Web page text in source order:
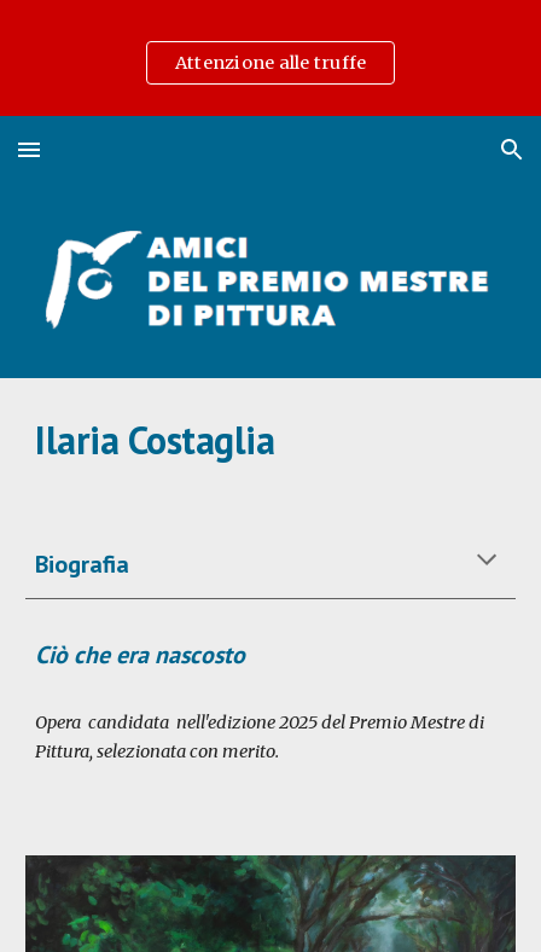
Skip to main content
Skip to navigation
Attenzione alle truffe
Ilaria Costaglia
Biografia
Ciò che era nascosto
Opera candidata nell'edizione 2025del Premio Mestre di
Pittura, selezionata con merito.